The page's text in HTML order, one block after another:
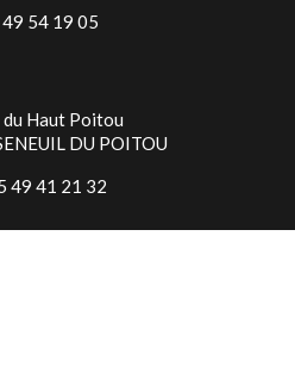
49 54 19 05
du Haut Poitou
DU POITOU
49 41 21 32